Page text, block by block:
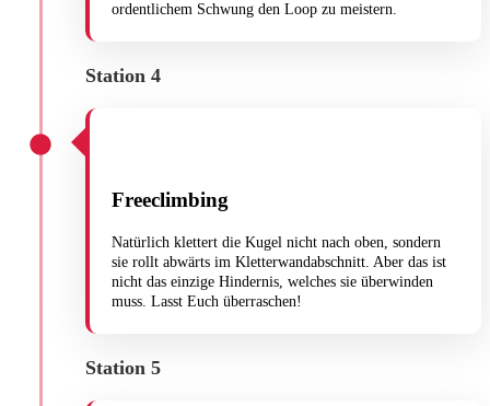
ordentlichem Schwung den Loop zu meistern.
Station 4
Freeclimbing
Natürlich klettert die Kugel nicht nach oben, sondern
sie rollt abwärts im Kletterwandabschnitt. Aber das ist
nicht das einzige Hindernis, welches sie überwinden
muss. Lasst Euch überraschen!
Station 5